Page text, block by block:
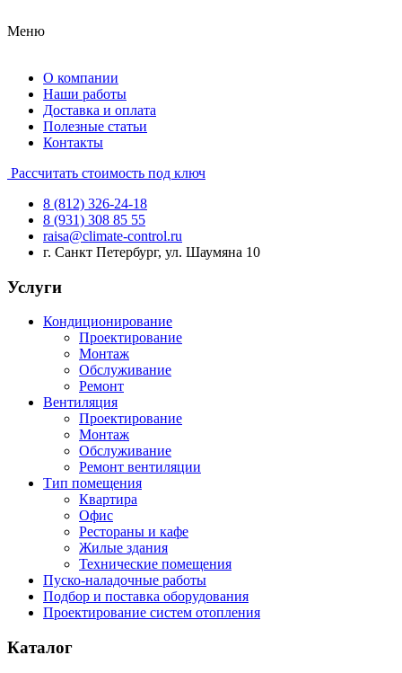
Меню
О компании
Наши работы
Доставка и оплата
Полезные статьи
Контакты
Рассчитать стоимость под ключ
8 (812) 326-24-18
8 (931) 308 85 55
raisa@climate-control.ru
г. Санкт Петербург, ул. Шаумяна 10
Услуги
Кондиционирование
Проектирование
Монтаж
Обслуживание
Ремонт
Вентиляция
Проектирование
Монтаж
Обслуживание
Ремонт вентиляции
Тип помещения
Квартира
Офис
Рестораны и кафе
Жилые здания
Технические помещения
Пуско-наладочные работы
Подбор и поставка оборудования
Проектирование систем отопления
Каталог